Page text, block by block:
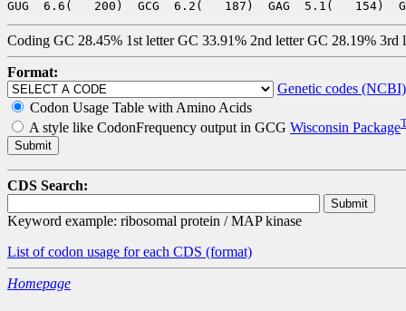
Coding GC 28.45% 1st letter GC 33.91% 2nd letter GC 28.19% 3rd
Format:
Genetic codes (NCBI)
Codon Usage Table with Amino Acids
A style like CodonFrequency output in GCG Wisconsin Package
CDS Search:
Keyword example: ribosomal protein / MAP kinase
List of codon usage for each CDS (format)
Homepage